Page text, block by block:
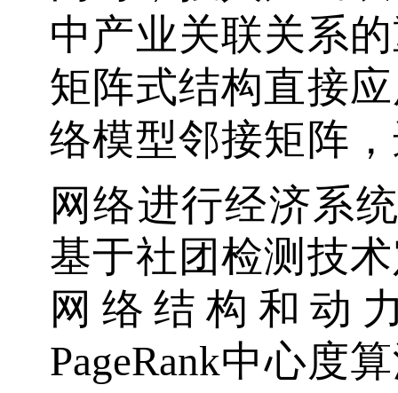
中产业关联关系
矩阵式结构直接
络模型邻接矩阵
网络进行经济系
基于社团检测技
网络结构和动
PageRank中心度